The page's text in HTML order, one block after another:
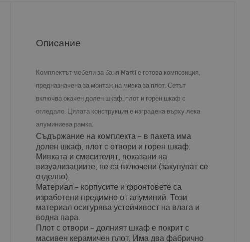
Описание
Комплектът мебели за баня Martiе готова композиция,
предназначена за монтаж на мивка за плот. Сетът
включва окачен долен шкаф, плот и горен шкаф с
огледало. Цялата конструкция е изградена върху лека
алуминиева рамка.
Съдържание на комплекта – в пакета има
долен шкаф, плот с отвори и горен шкаф.
Мивката и смесителят, показани на
визуализациите, не са включени (закупуват се
отделно).
Материал – корпусите и фронтовете са
изработени предимно от алуминий. Този
материал осигурява устойчивост на влага и
водна пара.
Плот с отвори – долният шкаф е покрит с
масивен керамичен плот. Има два фабрично